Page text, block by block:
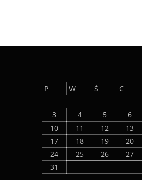
P W Ś C
3
4 5 6
10
11 12 13
17
18 19 20
24
25 26 27
31